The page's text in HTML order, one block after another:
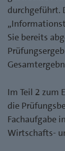
durchgeführt.
Sie bereits
Im Teil 2 zum
die
Fachaufgabe
Wirtschafts-